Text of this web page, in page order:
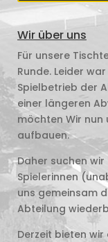
Wir über uns
Für unsere
Runde. Leider
Spielbetrieb der
einer längeren
möchten Wir nun
aufbauen.
Daher suchen
Spielerinnen
uns gemeinsam
Abteilung
Derzeit bieten